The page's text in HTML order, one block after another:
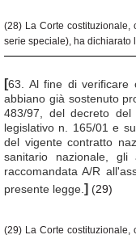
(28) La Corte costituzionale,
serie speciale), ha dichiarato
[63. Al fine di verificare
abbiano già sostenuto
483/97, del decreto del
legislativo n. 165/01 e
del vigente contratto
sanitario nazionale,
raccomandata A/R
presente legge. ] (29)
(29) La Corte costituzionale,